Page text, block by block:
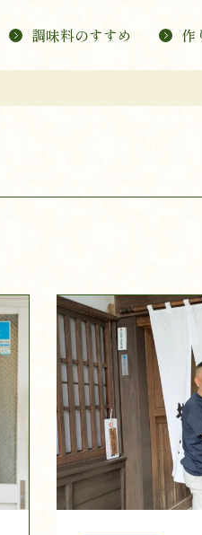
調味料のすすめ 作